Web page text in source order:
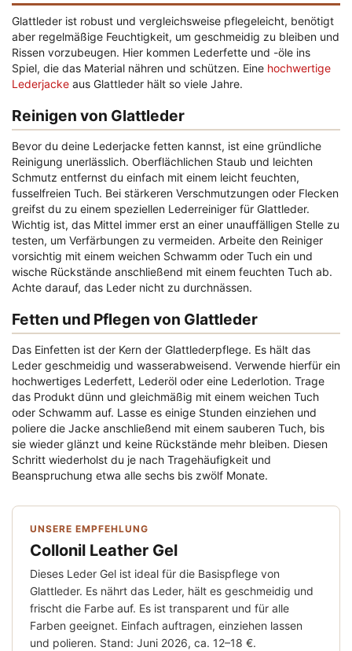
Glattleder ist robust und vergleichsweise pflegeleicht, benötigt
aber regelmäßige Feuchtigkeit, um geschmeidig zu bleiben und
Rissen vorzubeugen. Hier kommen Lederfette und -öle ins
Spiel, die das Material nähren und schützen. Eine hochwertige
Lederjacke aus Glattleder hält so viele Jahre.
Reinigen von Glattleder
Bevor du deine Lederjacke fetten kannst, ist eine gründliche
Reinigung unerlässlich. Oberflächlichen Staub und leichten
Schmutz entfernst du einfach mit einem leicht feuchten,
fusselfreien Tuch. Bei stärkeren Verschmutzungen oder Flecken
greifst du zu einem speziellen Lederreiniger für Glattleder.
Wichtig ist, das Mittel immer erst an einer unauffälligen Stelle zu
testen, um Verfärbungen zu vermeiden. Arbeite den Reiniger
vorsichtig mit einem weichen Schwamm oder Tuch ein und
wische Rückstände anschließend mit einem feuchten Tuch ab.
Achte darauf, das Leder nicht zu durchnässen.
Fetten und Pflegen von Glattleder
Das Einfetten ist der Kern der Glattlederpflege. Es hält das
Leder geschmeidig und wasserabweisend. Verwende hierfür ein
hochwertiges Lederfett, Lederöl oder eine Lederlotion. Trage
das Produkt dünn und gleichmäßig mit einem weichen Tuch
oder Schwamm auf. Lasse es einige Stunden einziehen und
poliere die Jacke anschließend mit einem sauberen Tuch, bis
sie wieder glänzt und keine Rückstände mehr bleiben. Diesen
Schritt wiederholst du je nach Tragehäufigkeit und
Beanspruchung etwa alle sechs bis zwölf Monate.
UNSERE EMPFEHLUNG
Collonil Leather Gel
Dieses Leder Gel ist ideal für die Basispflege von
Glattleder. Es nährt das Leder, hält es geschmeidig und
frischt die Farbe auf. Es ist transparent und für alle
Farben geeignet. Einfach auftragen, einziehen lassen
und polieren. Stand: Juni 2026, ca. 12–18 €.